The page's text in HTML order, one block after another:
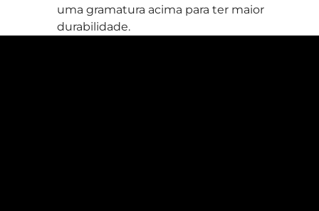
uma gramatura acima para ter maior
durabilidade.